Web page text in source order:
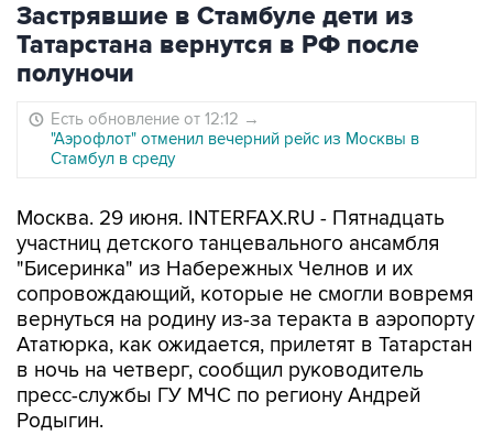
Застрявшие в Стамбуле дети из
Татарстана вернутся в РФ после
полуночи
Есть обновление от 12:12 →
"Аэрофлот" отменил вечерний рейс из Москвы в
Стамбул в среду
Москва. 29 июня. INTERFAX.RU - Пятнадцать
участниц детского танцевального ансамбля
"Бисеринка" из Набережных Челнов и их
сопровождающий, которые не смогли вовремя
вернуться на родину из-за теракта в аэропорту
Ататюрка, как ожидается, прилетят в Татарстан
в ночь на четверг, сообщил руководитель
пресс-службы ГУ МЧС по региону Андрей
Родыгин.